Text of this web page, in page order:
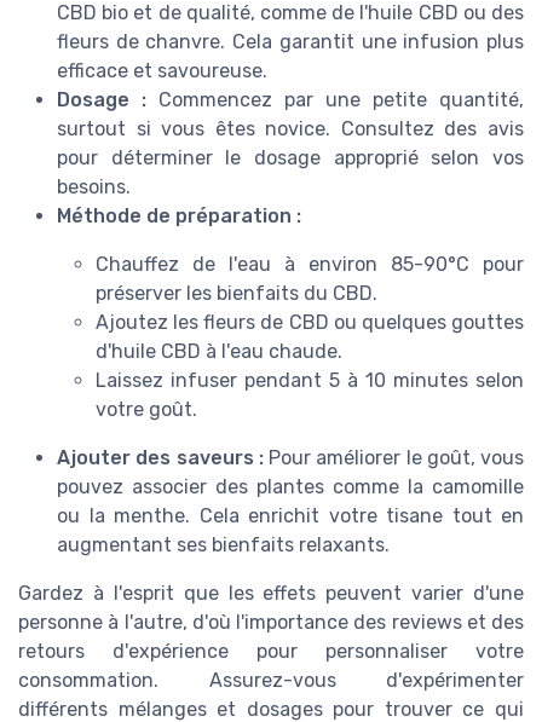
CBD bio et de qualité, comme de l'huile CBD ou des
fleurs de chanvre. Cela garantit une infusion plus
efficace et savoureuse.
Dosage : Commencez par une petite quantité,
surtout si vous êtes novice. Consultez des avis
pour déterminer le dosage approprié selon vos
besoins.
Méthode de préparation :
Chauffez de l'eau à environ 85-90°C pour
préserver les bienfaits du CBD.
Ajoutez les fleurs de CBD ou quelques gouttes
d'huile CBD à l'eau chaude.
Laissez infuser pendant 5 à 10 minutes selon
votre goût.
Ajouter des saveurs : Pour améliorer le goût, vous
pouvez associer des plantes comme la camomille
ou la menthe. Cela enrichit votre tisane tout en
augmentant ses bienfaits relaxants.
Gardez à l'esprit que les effets peuvent varier d'une
personne à l'autre, d'où l'importance des reviews et des
retours d'expérience pour personnaliser votre
consommation. Assurez-vous d'expérimenter
différents mélanges et dosages pour trouver ce qui